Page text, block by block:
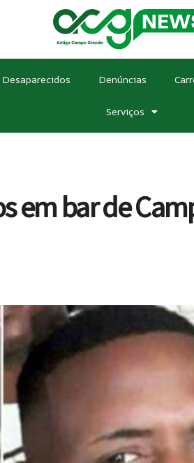
Desaparecidos Denúncias
Serviços
em bar de